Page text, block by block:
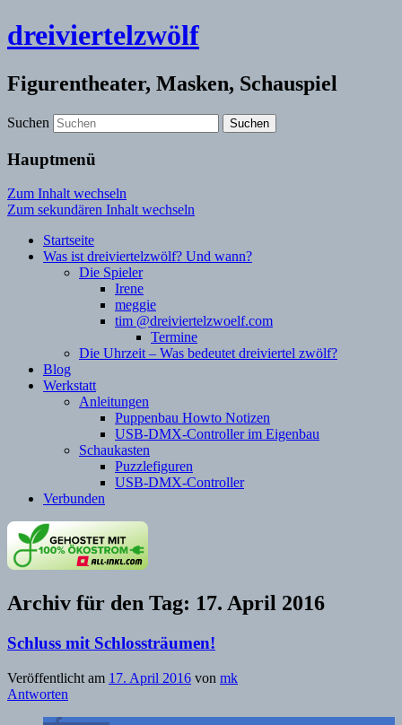
dreiviertelzwölf
Figurentheater, Masken, Schauspiel
Suchen
Hauptmenü
Zum Inhalt wechseln
Zum sekundären Inhalt wechseln
Startseite
Was ist dreiviertelzwölf? Und wann?
Die Spieler
Irene
meggie
tim @dreiviertelzwoelf.com
Termine
Die Uhrzeit – Was bedeutet dreiviertel zwölf?
Blog
Werkstatt
Anleitungen
Puppenbau Howto Notizen
USB-DMX-Controller im Eigenbau
Schaukasten
Puzzlefiguren
USB-DMX-Controller
Verbunden
Archiv für den Tag: 17. April 2016
Schluss mit Schlossträumen!
Veröffentlicht am 17. April 2016 von mk
Antworten